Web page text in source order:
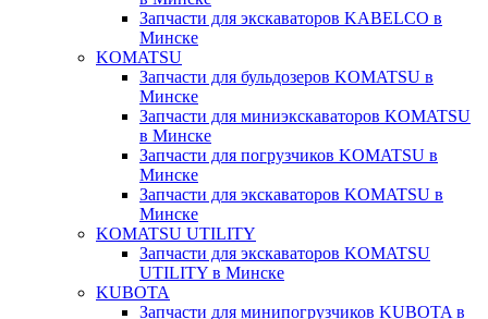
Запчасти для экскаваторов KABELCO в
Минске
KOMATSU
Запчасти для бульдозеров KOMATSU в
Минске
Запчасти для миниэкскаваторов KOMATSU
в Минске
Запчасти для погрузчиков KOMATSU в
Минске
Запчасти для экскаваторов KOMATSU в
Минске
KOMATSU UTILITY
Запчасти для экскаваторов KOMATSU
UTILITY в Минске
KUBOTA
Запчасти для минипогрузчиков KUBOTA в